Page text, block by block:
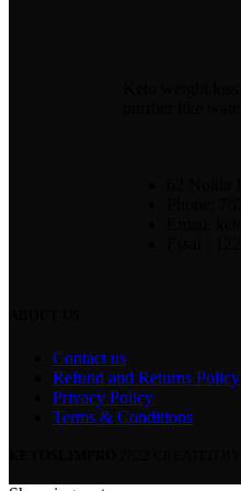
Contact us
Refund and Returns Policy
Privacy Policy
Terms & Conditions